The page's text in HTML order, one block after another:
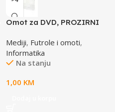
Omot za DVD, PROZIRNI
Mediji, Futrole i omoti,
Informatika
Na stanju
1,00 KM